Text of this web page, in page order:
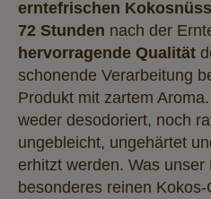
erntefrischen
72 Stunden nach der
hervorragende Qualität
schonende Verarbeitung
Produkt mit zartem
weder desodoriert, noch
ungebleicht, ungehärtet
erhitzt werden. Was
besonderes reinen